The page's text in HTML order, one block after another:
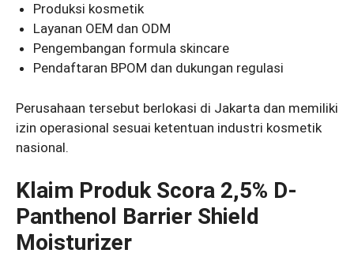
Produksi kosmetik
Layanan OEM dan ODM
Pengembangan formula skincare
Pendaftaran BPOM dan dukungan regulasi
Perusahaan tersebut berlokasi di Jakarta dan memiliki
izin operasional sesuai ketentuan industri kosmetik
nasional.
Klaim Produk Scora 2,5% D-
Panthenol Barrier Shield
Moisturizer